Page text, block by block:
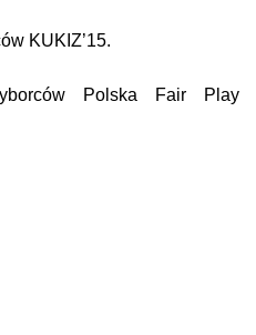
KUKIZ’15.
Polska Fair Play